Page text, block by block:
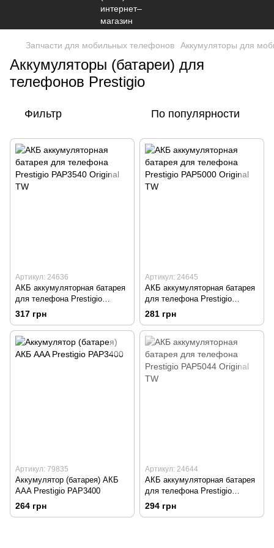
Запчасти для мобильных телефонов Аккумуляторы для
Аккумуляторы (батареи) для
телефонов Prestigio
Фильтр По популярности
Артикул: 24636
АКБ аккумуляторная батарея
для телефона Prestigio
PAP3540 Original TW
317 грн
Артикул: 24645
АКБ аккумуляторная батарея
для телефона Prestigio
PAP5000 Original TW
281 грн
Артикул: 79835
Аккумулятор (батарея) АКБ
AAA Prestigio PAP3400
264 грн
Артикул: 24644
АКБ аккумуляторная батарея
для телефона Prestigio
PAP5044 Original TW
294 грн